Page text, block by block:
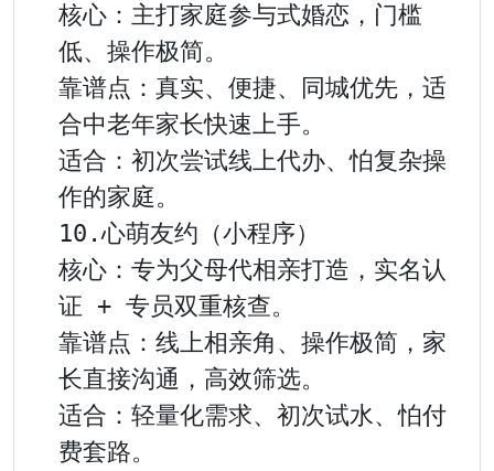
核心：主打家庭参与式婚恋，门槛
低、操作极简。
靠谱点：真实、便捷、同城优先，适
合中老年家长快速上手。
适合：初次尝试线上代办、怕复杂操
作的家庭。
10.心萌友约（小程序）
核心：专为父母代相亲打造，实名认
证 + 专员双重核查。
靠谱点：线上相亲角、操作极简，家
长直接沟通，高效筛选。
适合：轻量化需求、初次试水、怕付
费套路。